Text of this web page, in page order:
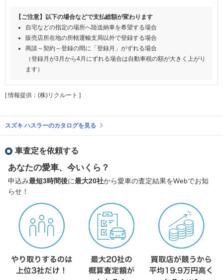
【ご注意】以下の場合などで支払総額が変わります
自宅などの指定の場所へ陸送納車を希望する場合
販売店所在地の所轄運輸支局以外で登録する場合
商談～契約～登録の間に「登録月」がずれる場合
（登録月が3月から4月にずれる場合は自動車税の額が大きく上がり
ます）
[ 情報提供：(株)リクルート ]
スズキ ハスラーのカタログを見る
車査定を依頼する
あなたの愛車、今いくら？
申込み最短3時間後に最大20社から愛車の査定結果をWebでお知
らせ！